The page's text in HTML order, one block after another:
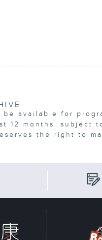
available for
12 months, subject
the right to